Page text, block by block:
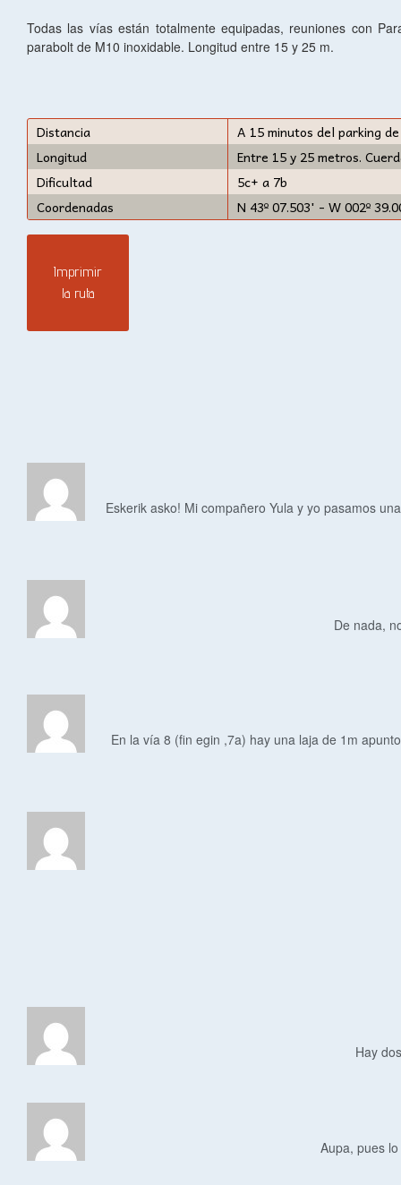
Todas las vías están totalmente equipadas, reuniones con
parabolt de M10 inoxidable. Longitud entre 15 y 25 m.
Distancia
A 15 minutos del parking
Longitud
Entre 15 y 25 metros.
Dificultad
5c+ a 7b
Coordenadas
N 43º 07.503' - W 002º
Imprimir
la ruta
Eskerik asko! Mi compañero Yula y yo pasamos
De nada,
En la vía 8 (fin egin ,7a) hay una laja de 1m
Hay
Aupa, pues